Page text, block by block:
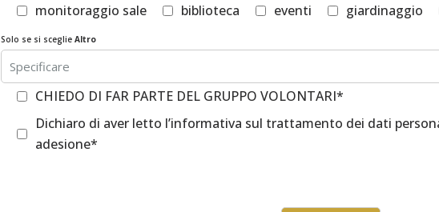
monitoraggio sale
biblioteca eventi giardinaggio
Solo se si sceglieAltro
CHIEDO DI FAR PARTE DEL GRUPPO VOLONTARI*
Dichiaro di aver letto l’informativa sul trattamento dei dati
adesione*